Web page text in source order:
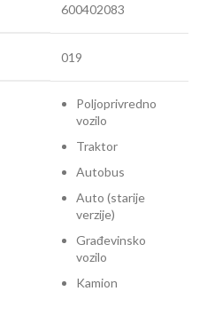
600402083
019
Poljoprivredno
vozilo
Traktor
Autobus
Auto (starije
verzije)
Građevinsko
vozilo
Kamion